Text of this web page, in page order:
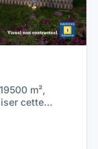
m²,
cette